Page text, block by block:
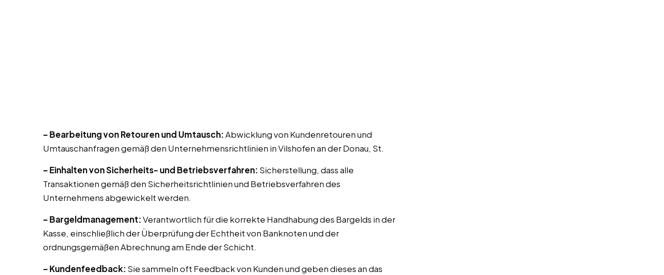
– Bearbeitung von Retouren und Umtausch:Abwicklung von Kundenretouren und
Umtauschanfragen gemäß den Unternehmensrichtlinien in Vilshofen an der Donau, St.
– Einhalten von Sicherheits- und Betriebsverfahren: Sicherstellung, dass alle
Transaktionen gemäß den Sicherheitsrichtlinien und Betriebsverfahren des
Unternehmens abgewickelt werden.
– Bargeldmanagement:Verantwortlich für die korrekte Handhabung des Bargelds in der
Kasse, einschließlich der Überprüfung der Echtheit von Banknoten und der
ordnungsgemäßen Abrechnung am Ende der Schicht.
– Kundenfeedback: Sie sammeln oft Feedback von Kunden und geben dieses an das